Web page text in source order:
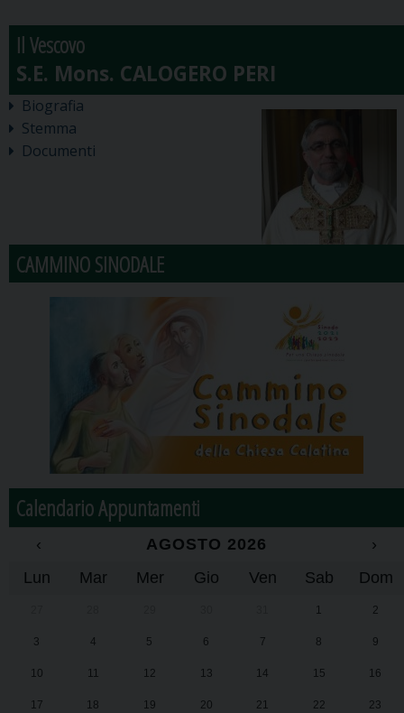
Il Vescovo
Biografia
Stemma
Documenti
CAMMINO SINODALE
Calendario Appuntamenti
‹ AGOSTO 2026
›
Lun
Mar Mer Gio Ven Sab Dom
1 2
3 4 5 6 7 8 9
10 11 12 13 14 15 16
17 18 19 20 21 22 23